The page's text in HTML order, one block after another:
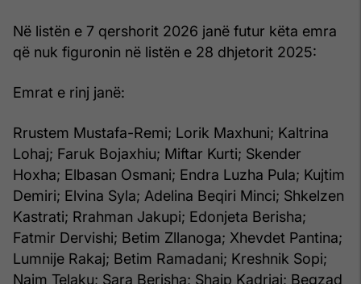
Në listën e 7 qershorit 2026 janë futur këta emra
që nuk figuronin në listën e 28 dhjetorit 2025:
Emrat e rinj janë:
Rrustem Mustafa-Remi; Lorik Maxhuni; Kaltrina
Lohaj; Faruk Bojaxhiu; Miftar Kurti; Skender
Hoxha; Elbasan Osmani; Endra Luzha Pula; Kujtim
Demiri; Elvina Syla; Adelina Beqiri Minci; Shkelzen
Kastrati; Rrahman Jakupi; Edonjeta Berisha;
Fatmir Dervishi; Betim Zllanoga; Xhevdet Pantina;
Lumnije Rakaj; Betim Ramadani; Kreshnik Sopi;
Naim Telaku; Sara Berisha; Shaip Kadriaj; Begzad